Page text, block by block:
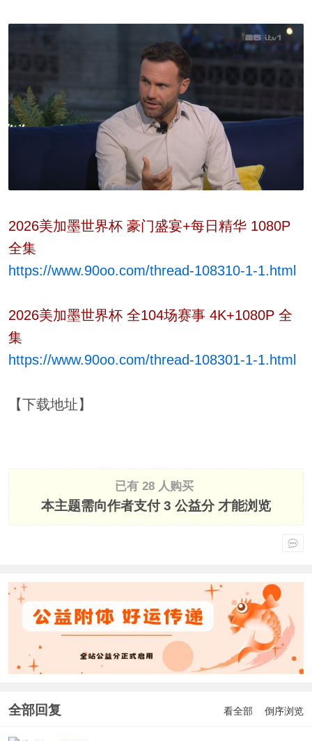
2026美加墨世界杯 豪门盛宴+每日精华 1080P
全集
https://www.90oo.com/thread-108310-1-1.html
2026美加墨世界杯 全104场赛事 4K+1080P 全
集
https://www.90oo.com/thread-108301-1-1.html
【下载地址】
已有 28 人购买
本主题需向作者支付3 公益分才能浏览
全部回复 看全部 倒序浏览